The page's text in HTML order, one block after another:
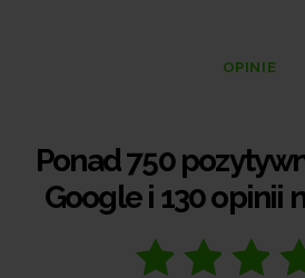
OPINIE
Ponad 750
Google i 130 opinii